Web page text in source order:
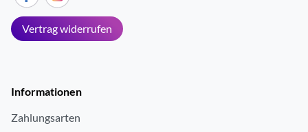
Vertrag widerrufen
Informationen
Zahlungsarten